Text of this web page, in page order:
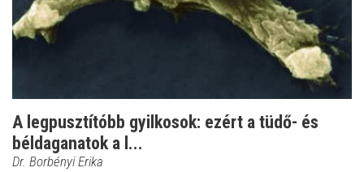
A legpusztítóbb gyilkosok: ezért a tüdő- és
béldaganatok a l...
Dr. Borbényi Erika